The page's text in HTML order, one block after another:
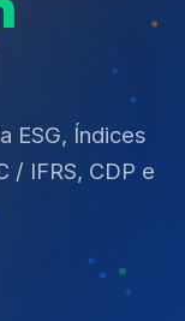
em ISO 27001,
9001, ISO